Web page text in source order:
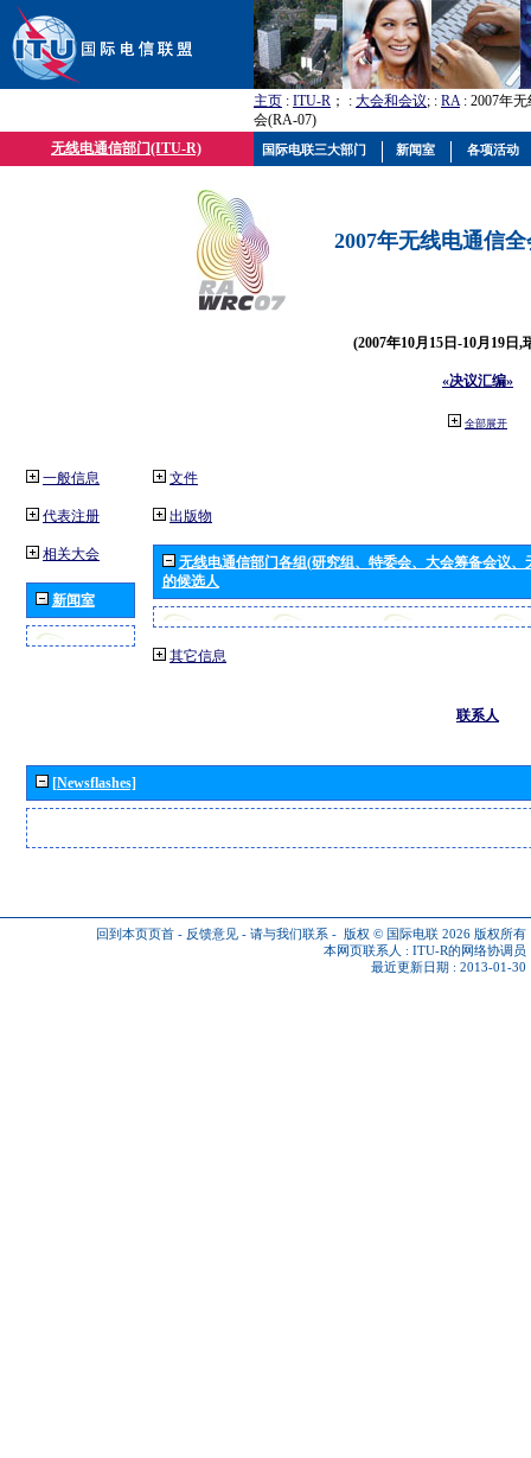
主页 : ITU-R ； : 大会和会议; : RA: 2007年
会(RA-07)
无线电通信部门(ITU-R)
2007年无线电通信
(2007年10月15日-10月19日,
«决议汇编»
全部展开
一般信息
代表注册
相关大会
新闻室
文件
出版物
无线电通信部门各组(研究组、特委会、大会筹备会议
的候选人
其它信息
联系人
[Newsflashes]
回到本页页首 - 反馈意见 - 请与我们联系 - 版权 © 国际电联 2026 版权所有
本网页联系人 : ITU-R的网络协调员
最近更新日期 : 2013-01-30
国际电联三大部门 新闻室 各项活动